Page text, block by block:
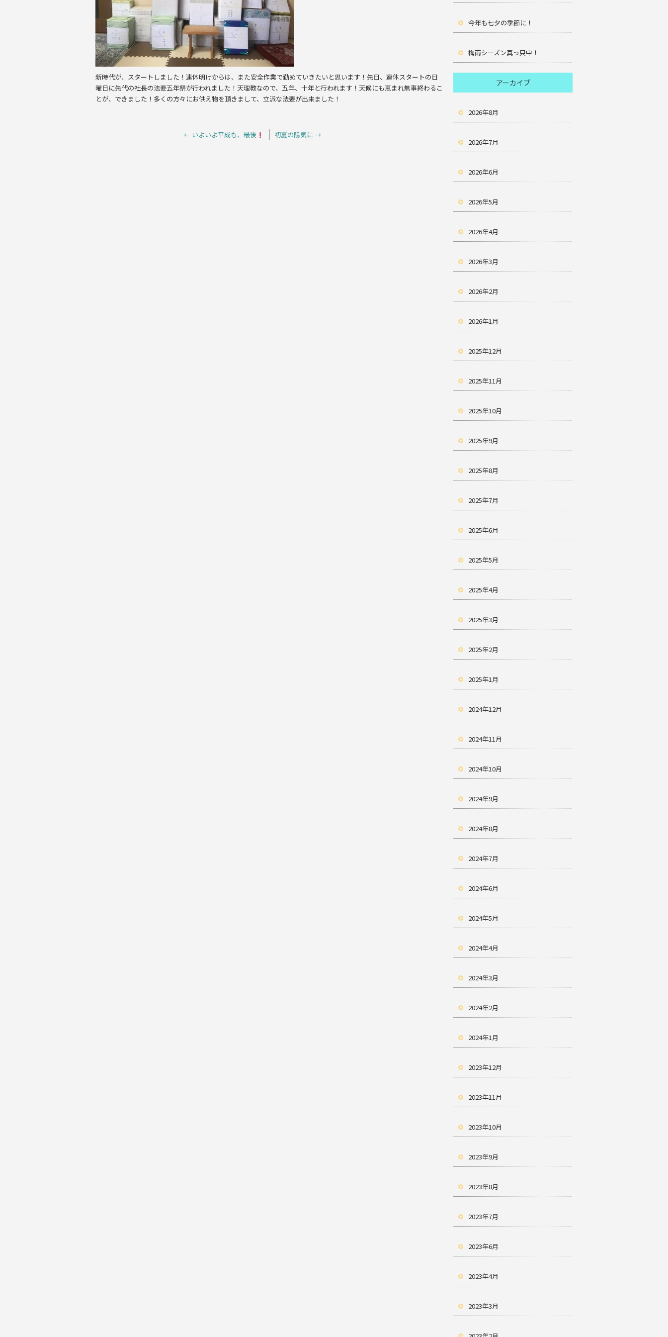
k
新時代が、スタートしました！連休明けからは、また安全作業で勤めていきたいと思います！先日、連休スタートの日
曜日に先代の社長の法要五年祭が行われました！天理教なので、五年、十年と行われます！天候にも恵まれ無事終わるこ
とが、できました！多くの方々にお供え物を頂きまして、立派な法要が出来ました！
← いよいよ平成も、最後 初夏の陽気に→
今年も七夕の季節に！
梅雨シーズン真っ只中！
アーカイブ
2026年8月
2026年7月
2026年6月
2026年5月
2026年4月
2026年3月
2026年2月
2026年1月
2025年12月
2025年11月
2025年10月
2025年9月
2025年8月
2025年7月
2025年6月
2025年5月
2025年4月
2025年3月
2025年2月
2025年1月
2024年12月
2024年11月
2024年10月
2024年9月
2024年8月
2024年7月
2024年6月
2024年5月
2024年4月
2024年3月
2024年2月
2024年1月
2023年12月
2023年11月
2023年10月
2023年9月
2023年8月
2023年7月
2023年6月
2023年4月
2023年3月